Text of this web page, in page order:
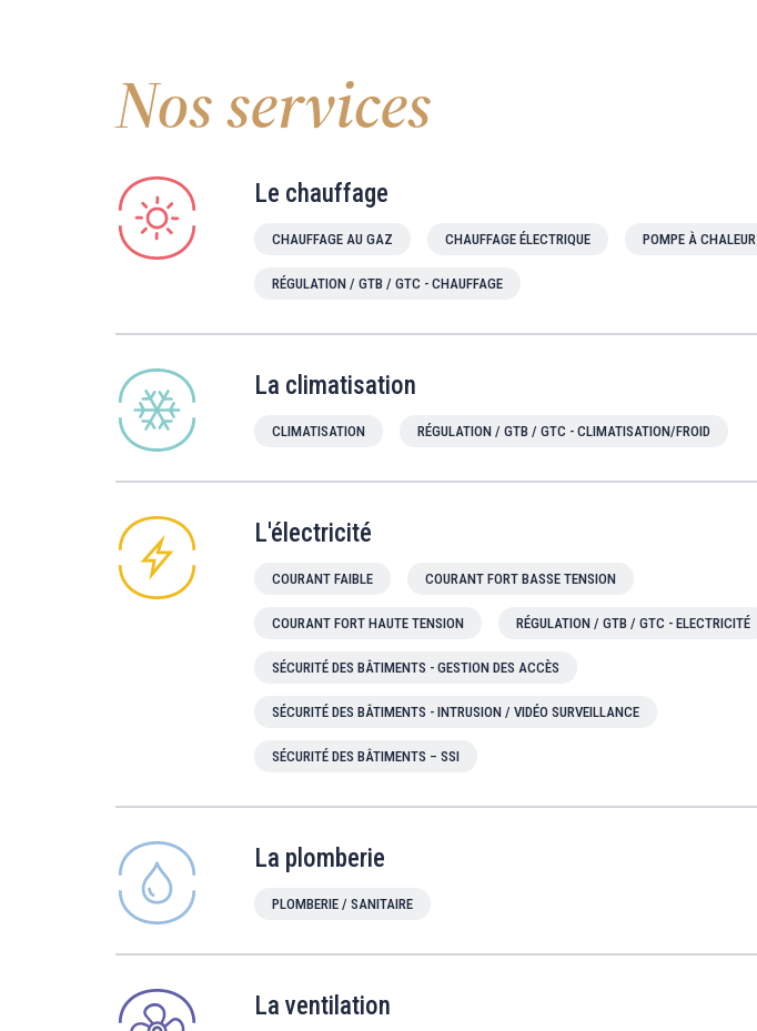
Nos services
Le chauffage
CHAUFFAGE AU GAZ CHAUFFAGE ÉLECTRIQUE POMPE À CHALEUR
RÉGULATION / GTB / GTC - CHAUFFAGE
La climatisation
CLIMATISATION RÉGULATION / GTB / GTC - CLIMATISATION/FROID
L'électricité
COURANT FAIBLE COURANT FORT BASSE TENSION
COURANT FORT HAUTE TENSION RÉGULATION / GTB / GTC - ELECTRICITÉ
SÉCURITÉ DES BÂTIMENTS - GESTION DES ACCÈS
SÉCURITÉ DES BÂTIMENTS - INTRUSION / VIDÉO SURVEILLANCE
SÉCURITÉ DES BÂTIMENTS – SSI
La plomberie
PLOMBERIE / SANITAIRE
La ventilation